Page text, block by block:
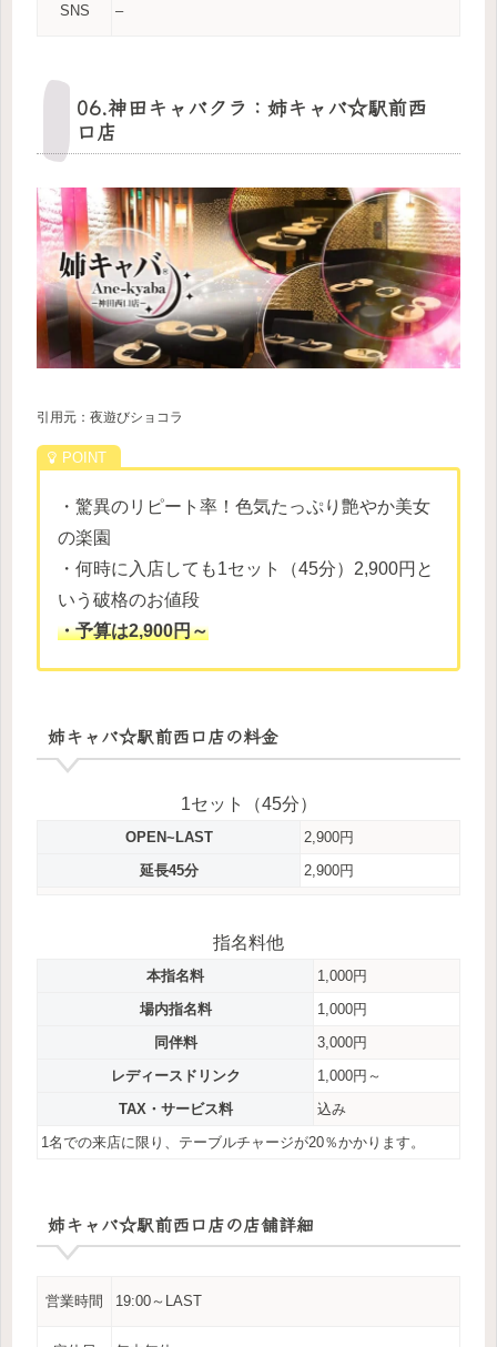
SNS –
06.神田キャバクラ：姉キャバ☆駅前西
口店
引用元：夜遊びショコラ
・驚異のリピート率！色気たっぷり艶やか美女
の楽園
・何時に入店しても1セット（45分）2,900円と
いう破格のお値段
・予算は2,900円～
姉キャバ☆駅前西口店の料金
1セット（45分）
OPEN~LAST
2,900円
延長45分
2,900円
指名料他
本指名料
1,000円
場内指名料
1,000円
同伴料
3,000円
レディースドリンク
1,000円～
TAX・サービス料
込み
1名での来店に限り、テーブルチャージが20％かかります。
姉キャバ☆駅前西口店の店舗詳細
営業時間 19:00～LAST